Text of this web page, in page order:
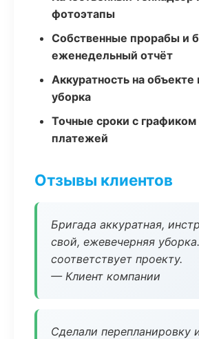
фотоэтапы
Собственные прорабы и
еженедельный отчёт
Аккуратность на объекте
уборка
Точные сроки с графиком
платежей
Отзывы клиентов
Бригада аккуратная,
свой, ежевечерняя
соответствует проекту.
— Клиент компании
Сделали перепланировку